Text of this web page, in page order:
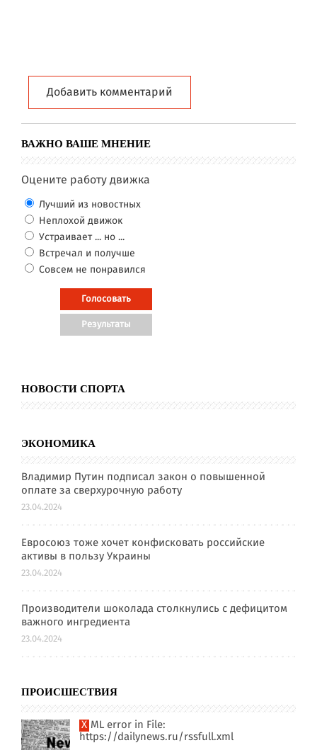
Добавить комментарий
ВАЖНО ВАШЕ МНЕНИЕ
Оцените работу движка
Лучший из новостных
Неплохой движок
Устраивает ... но ...
Встречал и получше
Совсем не понравился
НОВОСТИ СПОРТА
ЭКОНОМИКА
Владимир Путин подписал закон о повышенной
оплате за сверхурочную работу
23.04.2024
Евросоюз тоже хочет конфисковать российские
активы в пользу Украины
23.04.2024
Производители шоколада столкнулись с дефицитом
важного ингредиента
23.04.2024
ПРОИСШЕСТВИЯ
XML error in File:
https://dailynews.ru/rssfull.xml